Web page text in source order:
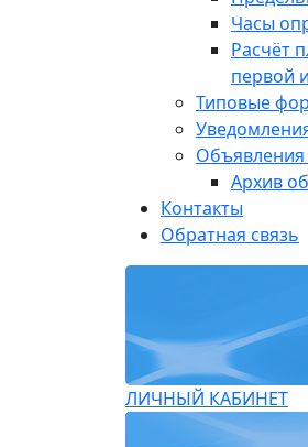
Часы
Расчёт
первой
Типовые
Объявления
Архив
Контакты
Обратная связь
ЛИЧНЫЙ КАБИНЕТ